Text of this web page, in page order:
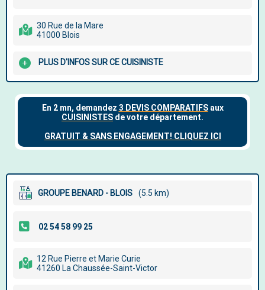
30 Rue de la Mare
41000 Blois
PLUS D'INFOS SUR CE CUISINISTE
GROUPE BENARD - BLOIS (5.5 km)
12 Rue Pierre et Marie Curie
41260 La Chaussée-Saint-Victor